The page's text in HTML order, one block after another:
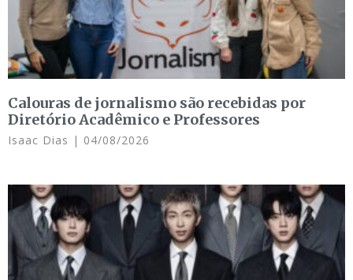
Calouras de jornalismo são recebidas por
Diretório Acadêmico e Professores
Isaac Dias 04/08/2026